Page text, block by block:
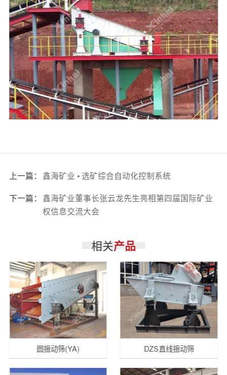
上一篇： 鑫海矿业 • 选矿综合自动化控制系统
下一篇： 鑫海矿业董事长张云龙先生亮相第四届国际矿业
权信息交流大会
相关产品
圆振动筛(YA) DZS直线振动筛